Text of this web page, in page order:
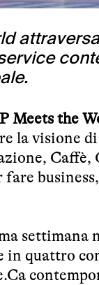
Meets the
la visione di
Caffè,
settimana
in quattro